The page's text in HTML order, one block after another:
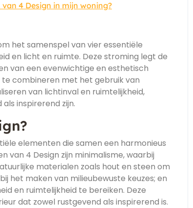
4 Design in mijn woning?
het samenspel van vier essentiële
en licht en ruimte. Deze stroming legt de
van een evenwichtige en esthetisch
combineren met het gebruik van
van lichtinval en ruimtelijkheid,
inspirerend zijn.
elementen die samen een harmonieus
van 4 Design zijn minimalisme, waarbij
materialen zoals hout en steen om
het maken van milieubewuste keuzes; en
en ruimtelijkheid te bereiken. Deze
dat zowel rustgevend als inspirerend is.